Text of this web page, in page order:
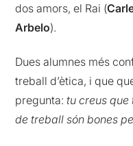
dos amors, el Rai (
Arbelo).
Dues alumnes més
treball d’ètica, i que
pregunta:tu creus que
de treball són bones